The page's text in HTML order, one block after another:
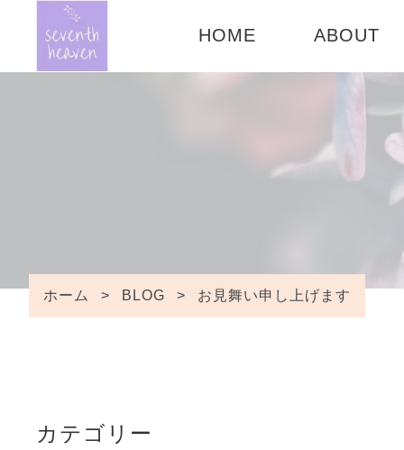
HOME ABOUT
ご利用ガイ
ホーム > BLOG > お見舞い申し上げます
カテゴリー